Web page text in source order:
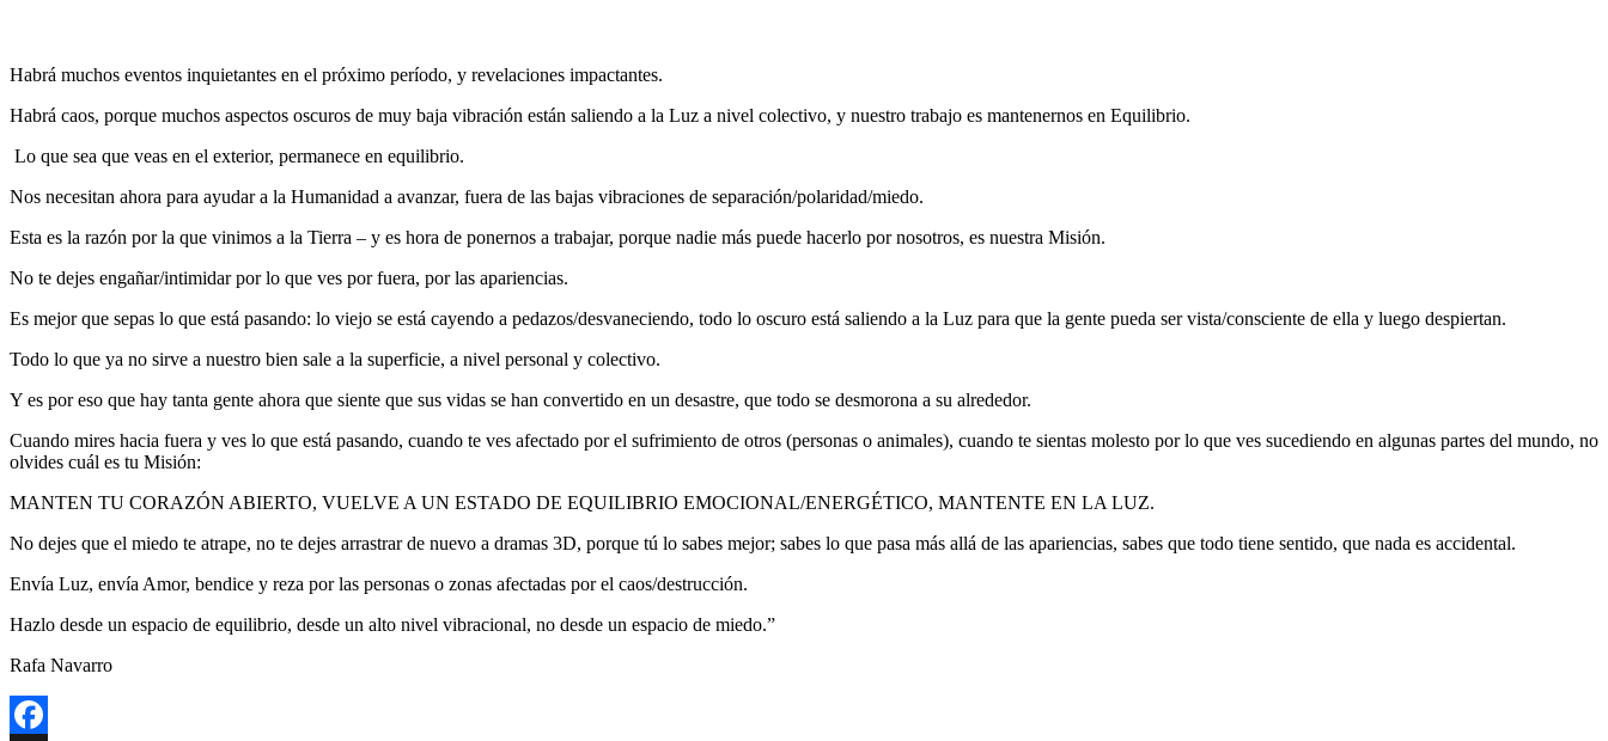
Habrá muchos eventos inquietantes en el próximo período, y revelaciones impactantes.
Habrá caos, porque muchos aspectos oscuros de muy baja vibración están saliendo a la Luz a nivel colectivo, y nuestro trabajo es mantenernos en Equilibrio.
Lo que sea que veas en el exterior, permanece en equilibrio.
Nos necesitan ahora para ayudar a la Humanidad a avanzar, fuera de las bajas vibraciones de separación/polaridad/miedo.
Esta es la razón por la que vinimos a la Tierra – y es hora de ponernos a trabajar, porque nadie más puede hacerlo por nosotros, es nuestra Misión.
No te dejes engañar/intimidar por lo que ves por fuera, por las apariencias.
Es mejor que sepas lo que está pasando: lo viejo se está cayendo a pedazos/desvaneciendo, todo lo oscuro está saliendo a la Luz para que la gente pueda ser vista/consciente de ella y luego despiertan.
Todo lo que ya no sirve a nuestro bien sale a la superficie, a nivel personal y colectivo.
Y es por eso que hay tanta gente ahora que siente que sus vidas se han convertido en un desastre, que todo se desmorona a su alrededor.
Cuando mires hacia fuera y ves lo que está pasando, cuando te ves afectado por el sufrimiento de otros (personas o animales), cuando te sientas molesto por lo que ves sucediendo en algunas partes del mundo, no
olvides cuál es tu Misión:
MANTEN TU CORAZÓN ABIERTO, VUELVE A UN ESTADO DE EQUILIBRIO EMOCIONAL/ENERGÉTICO, MANTENTE EN LA LUZ.
No dejes que el miedo te atrape, no te dejes arrastrar de nuevo a dramas 3D, porque tú lo sabes mejor; sabes lo que pasa más allá de las apariencias, sabes que todo tiene sentido, que nada es accidental.
Envía Luz, envía Amor, bendice y reza por las personas o zonas afectadas por el caos/destrucción.
Hazlo desde un espacio de equilibrio, desde un alto nivel vibracional, no desde un espacio de miedo.”
Rafa Navarro